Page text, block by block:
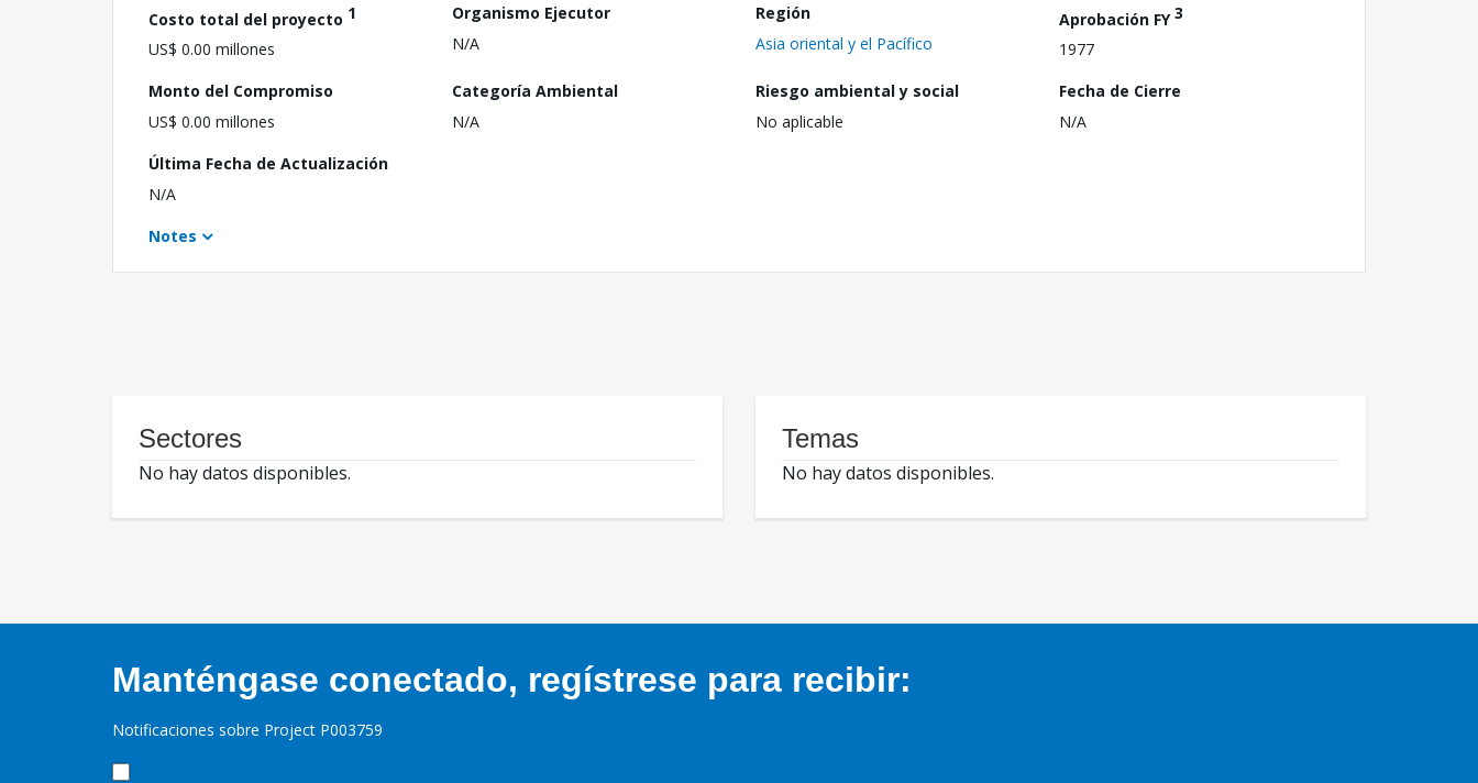
Costo total del proyecto 1
US$ 0.00 millones
Organismo Ejecutor
N/A
Región
Asia oriental y el Pacífico
Aprobación FY3
1977
Monto del Compromiso
US$ 0.00 millones
Categoría Ambiental
N/A
Riesgo ambiental y social
No aplicable
Fecha de Cierre
N/A
Última Fecha de Actualización
N/A
Notes
Sectores
No hay datos disponibles.
Temas
No hay datos disponibles.
Manténgase conectado, regístrese para recibir:
Notificaciones sobre Project P003759